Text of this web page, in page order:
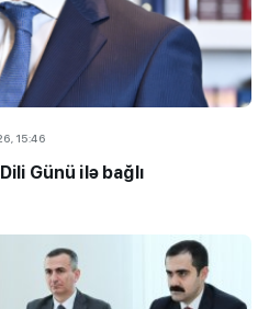
15:46
Günü ilə bağlı